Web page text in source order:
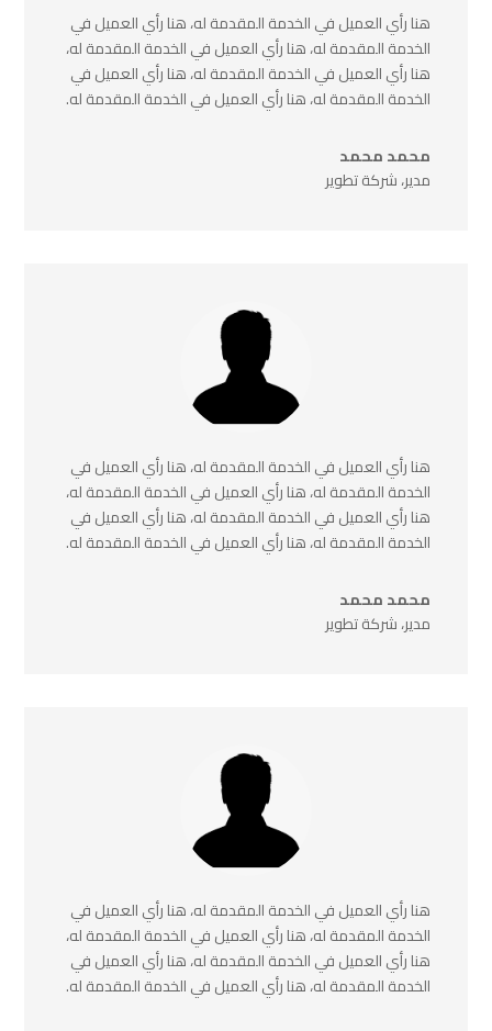
هنا رأي العميل في الخدمة المقدمة له، هنا رأي العميل في
الخدمة المقدمة له، هنا رأي العميل في الخدمة المقدمة له،
هنا رأي العميل في الخدمة المقدمة له، هنا رأي العميل في
الخدمة المقدمة له، هنا رأي العميل في الخدمة المقدمة له.
محمد محمد
مدير، شركة تطوير
هنا رأي العميل في الخدمة المقدمة له، هنا رأي العميل في
الخدمة المقدمة له، هنا رأي العميل في الخدمة المقدمة له،
هنا رأي العميل في الخدمة المقدمة له، هنا رأي العميل في
الخدمة المقدمة له، هنا رأي العميل في الخدمة المقدمة له.
محمد محمد
مدير، شركة تطوير
هنا رأي العميل في الخدمة المقدمة له، هنا رأي العميل في
الخدمة المقدمة له، هنا رأي العميل في الخدمة المقدمة له،
هنا رأي العميل في الخدمة المقدمة له، هنا رأي العميل في
الخدمة المقدمة له، هنا رأي العميل في الخدمة المقدمة له.